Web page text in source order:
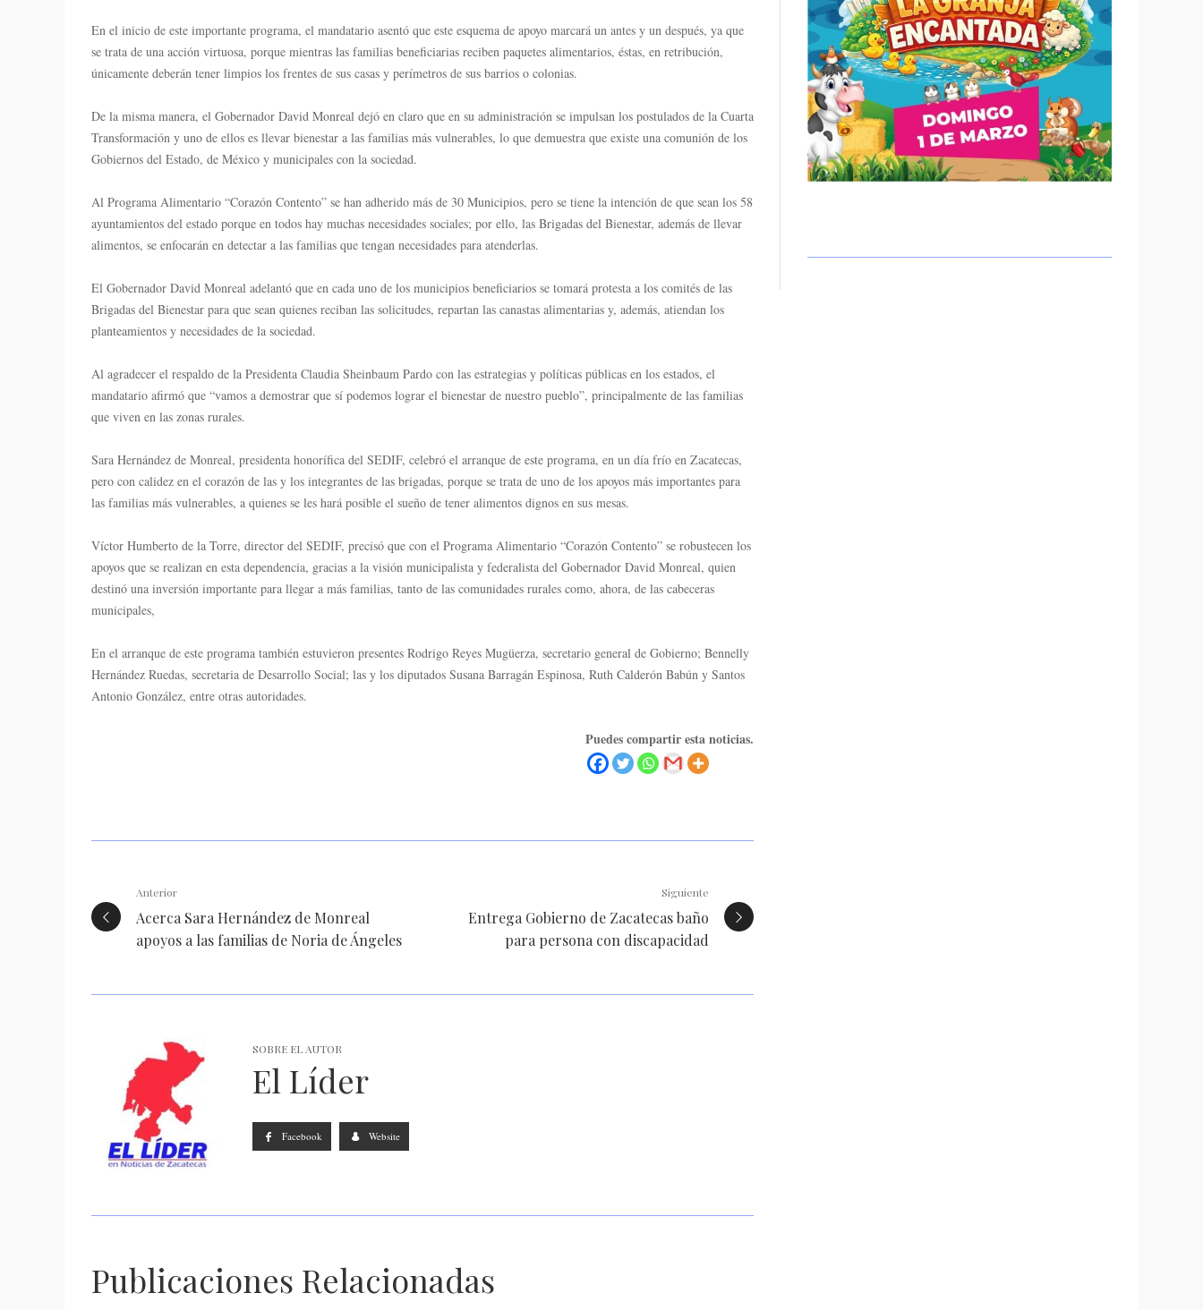
En el inicio de este importante programa, el mandatario asentó que este esquema de apoyo marcará un antes y un después, ya que
se trata de una acción virtuosa, porque mientras las familias beneficiarias reciben paquetes alimentarios, éstas, en retribución,
únicamente deberán tener limpios los frentes de sus casas y perímetros de sus barrios o colonias.
De la misma manera, el Gobernador David Monreal dejó en claro que en su administración se impulsan los postulados de la Cuarta
Transformación y uno de ellos es llevar bienestar a las familias más vulnerables, lo que demuestra que existe una comunión de los
Gobiernos del Estado, de México y municipales con la sociedad.
Al Programa Alimentario “Corazón Contento” se han adherido más de 30 Municipios, pero se tiene la intención de que sean los 58
ayuntamientos del estado porque en todos hay muchas necesidades sociales; por ello, las Brigadas del Bienestar, además de llevar
alimentos, se enfocarán en detectar a las familias que tengan necesidades para atenderlas.
El Gobernador David Monreal adelantó que en cada uno de los municipios beneficiarios se tomará protesta a los comités de las
Brigadas del Bienestar para que sean quienes reciban las solicitudes, repartan las canastas alimentarias y, además, atiendan los
planteamientos y necesidades de la sociedad.
Al agradecer el respaldo de la Presidenta Claudia Sheinbaum Pardo con las estrategias y políticas públicas en los estados, el
mandatario afirmó que “vamos a demostrar que sí podemos lograr el bienestar de nuestro pueblo”, principalmente de las familias
que viven en las zonas rurales.
Sara Hernández de Monreal, presidenta honorífica del SEDIF, celebró el arranque de este programa, en un día frío en Zacatecas,
pero con calidez en el corazón de las y los integrantes de las brigadas, porque se trata de uno de los apoyos más importantes para
las familias más vulnerables, a quienes se les hará posible el sueño de tener alimentos dignos en sus mesas.
Víctor Humberto de la Torre, director del SEDIF, precisó que con el Programa Alimentario “Corazón Contento” se robustecen los
apoyos que se realizan en esta dependencia, gracias a la visión municipalista y federalista del Gobernador David Monreal, quien
destinó una inversión importante para llegar a más familias, tanto de las comunidades rurales como, ahora, de las cabeceras
municipales,
En el arranque de este programa también estuvieron presentes Rodrigo Reyes Mugüerza, secretario general de Gobierno; Bennelly
Hernández Ruedas, secretaria de Desarrollo Social; las y los diputados Susana Barragán Espinosa, Ruth Calderón Babún y Santos
Antonio González, entre otras autoridades.
Puedes compartir esta noticias.
Anterior
Acerca Sara Hernández de Monreal
apoyos a las familias de Noria de Ángeles
Siguiente
Entrega Gobierno de Zacatecas baño
para persona con discapacidad
SOBRE EL AUTOR
El Líder
Facebook Website
Publicaciones Relacionadas